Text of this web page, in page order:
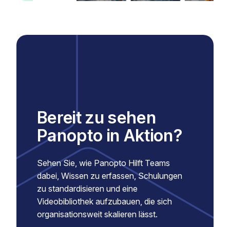
Bereit zu sehen
Panopto in Aktion?
Sehen Sie, wie Panopto Hilft Teams
dabei, Wissen zu erfassen, Schulungen
zu standardisieren und eine
Videobibliothek aufzubauen, die sich
organisationsweit skalieren lässt.